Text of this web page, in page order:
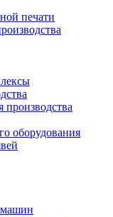
печати
производства
оборудования